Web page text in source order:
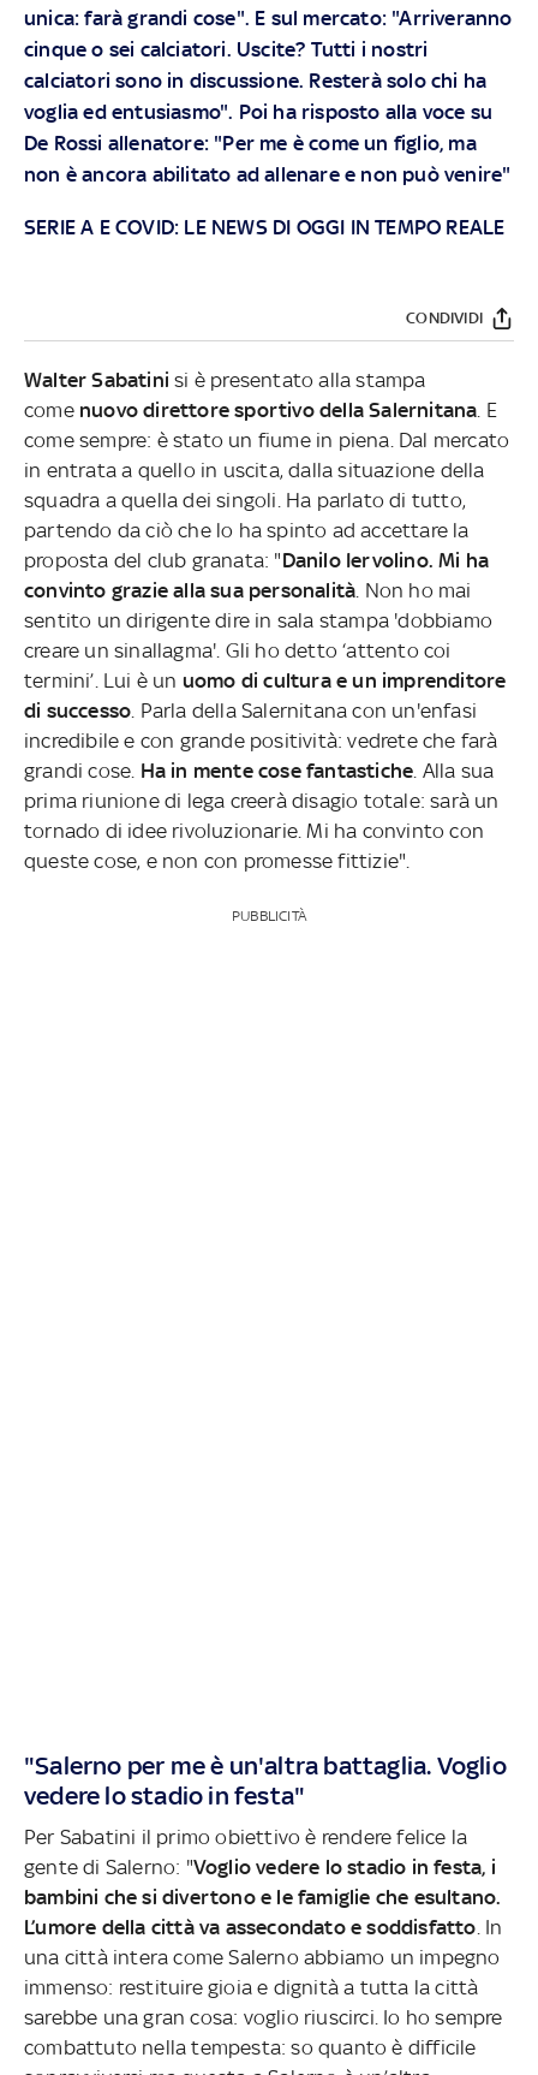
unica: farà grandi cose". E sul mercato: "Arriveranno
cinque o sei calciatori. Uscite? Tutti i nostri
calciatori sono in discussione. Resterà solo chi ha
voglia ed entusiasmo". Poi ha risposto alla voce su
De Rossi allenatore: "Per me è come un figlio, ma
non è ancora abilitato ad allenare e non può venire"
SERIE A E COVID: LE NEWS DI OGGI IN TEMPO REALE
CONDIVIDI
Walter Sabatini si è presentato alla stampa
come nuovo direttore sportivo della Salernitana . E
come sempre: è stato un fiume in piena. Dal mercato
in entrata a quello in uscita, dalla situazione della
squadra a quella dei singoli. Ha parlato di tutto,
partendo da ciò che lo ha spinto ad accettare la
proposta del club granata: "Danilo Iervolino. Mi ha
convinto grazie alla sua personalità . Non ho mai
sentito un dirigente dire in sala stampa 'dobbiamo
creare un sinallagma'. Gli ho detto ‘attento coi
termini’. Lui è un uomo di cultura e un imprenditore
di successo . Parla della Salernitana con un'enfasi
incredibile e con grande positività: vedrete che farà
grandi cose. Ha in mente cose fantastiche . Alla sua
prima riunione di lega creerà disagio totale: sarà un
tornado di idee rivoluzionarie. Mi ha convinto con
queste cose, e non con promesse fittizie".
PUBBLICITÀ
"Salerno per me è un'altra battaglia. Voglio
vedere lo stadio in festa"
Per Sabatini il primo obiettivo è rendere felice la
gente di Salerno: "Voglio vedere lo stadio in festa, i
bambini che si divertono e le famiglie che esultano.
L’umore della città va assecondato e soddisfatto . In
una città intera come Salerno abbiamo un impegno
immenso: restituire gioia e dignità a tutta la città
sarebbe una gran cosa: voglio riuscirci. Io ho sempre
combattuto nella tempesta: so quanto è difficile